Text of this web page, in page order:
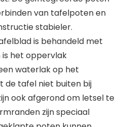
van tafelpoten en
stabieler.
is behandeld met
het oppervlak
waterlak op het
de tafel niet buiten bij
ook afgerond om letsel te
zijn speciaal